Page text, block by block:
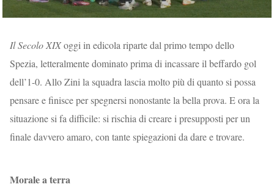
Il Secolo XIXoggi in edicola riparte dal primo tempo dello
Spezia, letteralmente dominato prima di incassare il beffardo gol
dell’1-0. Allo Zini la squadra lascia molto più di quanto si possa
pensare e finisce per spegnersi nonostante la bella prova. E ora la
situazione si fa difficile: si rischia di creare i presupposti per un
finale davvero amaro, con tante spiegazioni da dare e trovare.
Morale a terra